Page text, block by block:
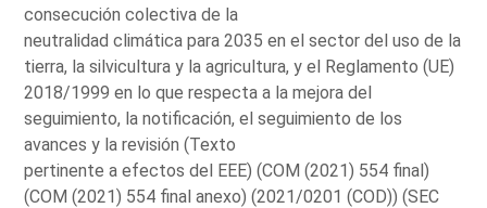
consecución colectiva de la
neutralidad climática para 2035 en el sector del uso de la
tierra, la silvicultura y la agricultura, y el Reglamento (UE)
2018/1999 en lo que respecta a la mejora del
seguimiento, la notificación, el seguimiento de los
avances y la revisión (Texto
pertinente a efectos del EEE) (COM (2021) 554 final)
(COM (2021) 554 final anexo) (2021/0201 (COD)) (SEC